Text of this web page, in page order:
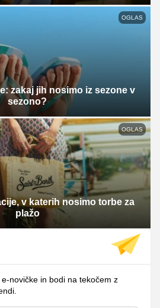
OGLAS
zakaj jih nosimo iz sezone v
sezono?
OGLAS
v katerih nosimo torbe za
plažo
novičke in bodi na tekočem z